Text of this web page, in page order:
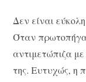
Δεν είναι
Όταν πρωτοπήγα
αντιμετώπιζα
της. Ευτυχώς, η